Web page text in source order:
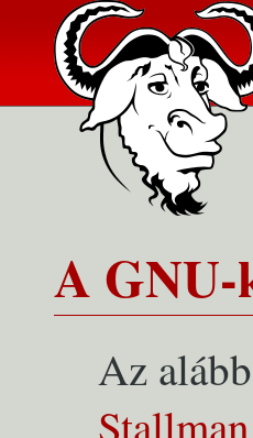
A
Az
Stallman